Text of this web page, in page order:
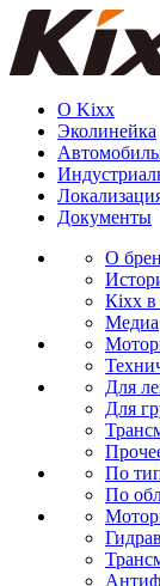
О Kixx
Эколинейка
Документы
О
Кіхx
Медиа
Для
Для
По
По